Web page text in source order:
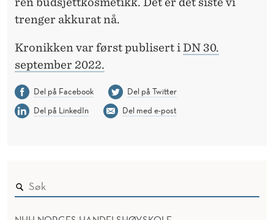
trenger akkurat nå.
Kronikken var først publisert iDN 30.
september 2022.
Del på Facebook
Del på Twitter
Del på LinkedIn
Del med e-post